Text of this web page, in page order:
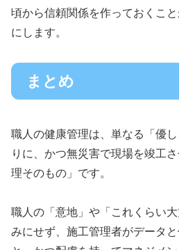
頃から信頼関係を作っておくこ
にします。
まとめ
職人の健康管理は、単なる「優
りに、かつ無災害で現場を竣工
理そのもの」です。
職人の「意地」や「これくらい
みにせず、施工管理者がデータ